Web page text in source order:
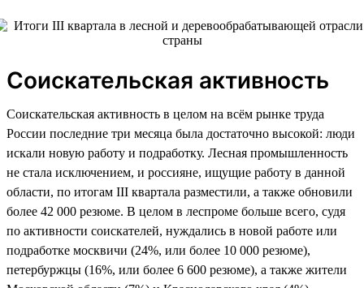
Соискательская активность
Соискательская активность в целом на всём рынке труда
России последние три месяца была достаточно высокой: люди
искали новую работу и подработку. Лесная промышленность
не стала исключением, и россияне, ищущие работу в данной
области, по итогам III квартала разместили, а также обновили
более 42 000 резюме. В целом в леспроме больше всего, судя
по активности соискателей, нуждались в новой работе или
подработке москвичи (24%, или более 10 000 резюме),
петербуржцы (16%, или более 6 600 резюме), а также жители